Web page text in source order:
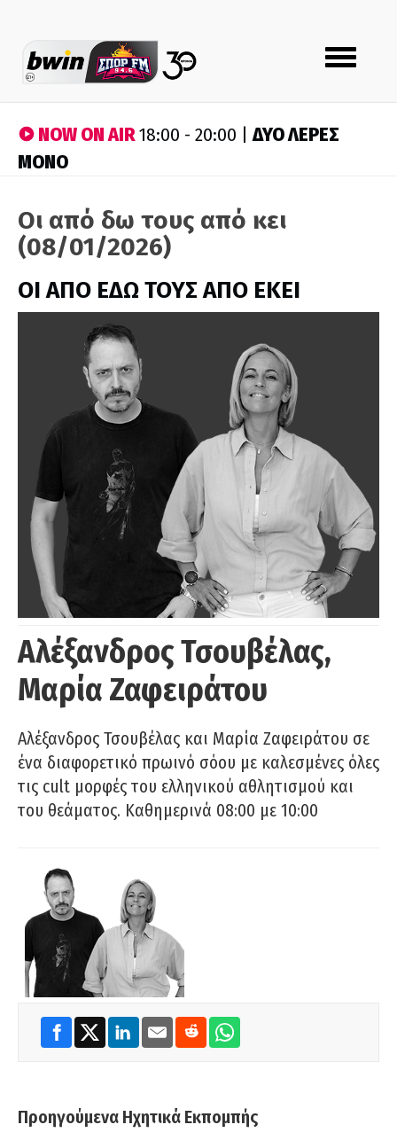
Toggle
navigation
NOW ON AIR18:00 - 20:00 |ΔΥΟ ΛΕΡΕΣ
ΜΟΝΟ
Οι από δω τους από κει
(08/01/2026)
ΟΙ ΑΠΟ ΕΔΩ ΤΟΥΣ ΑΠΟ ΕΚΕΙ
Αλέξανδρος Τσουβέλας,
Μαρία Ζαφειράτου
Αλέξανδρος Τσουβέλας και Μαρία Ζαφειράτου σε
ένα διαφορετικό πρωινό σόου με καλεσμένες όλες
τις cult μορφές του ελληνικού αθλητισμού και
του θεάματος. Καθημερινά 08:00 με 10:00
Προηγούμενα Ηχητικά Εκπομπής